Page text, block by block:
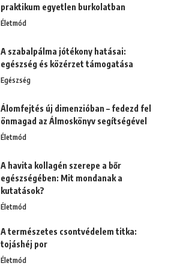
praktikum egyetlen burkolatban
Életmód
A szabalpálma jótékony hatásai:
egészség és közérzet támogatása
Egészség
Álomfejtés új dimenzióban – fedezd fel
önmagad az Álmoskönyv segítségével
Életmód
A havita kollagén szerepe a bőr
egészségében: Mit mondanak a
kutatások?
Életmód
A természetes csontvédelem titka:
tojáshéj por
Életmód